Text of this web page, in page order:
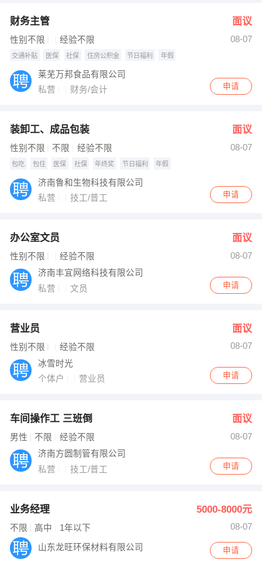
财务主管 面议
性别不限 经验不限 08-07
交通补贴 医保 社保 住房公积金 节日福利 年假
莱芜万邦食品有限公司
私营
财务/会计 申请
装卸工、成品包装 面议
性别不限 不限 经验不限 08-07
包吃 包住 医保 社保 年终奖 节日福利 年假
济南鲁和生物科技有限公司
私营
技工/普工 申请
办公室文员 面议
性别不限 经验不限
08-07
济南丰宜网络科技有限公司
私营
文员 申请
营业员 面议
性别不限 经验不限
08-07
冰雪时光
个体户
营业员 申请
车间操作工 三班倒 面议
男性 不限 经验不限
08-07
济南方圆制管有限公司
私营
技工/普工 申请
业务经理 5000-8000元
不限 高中 1年以下 08-07
山东龙旺环保材料有限公司 申请